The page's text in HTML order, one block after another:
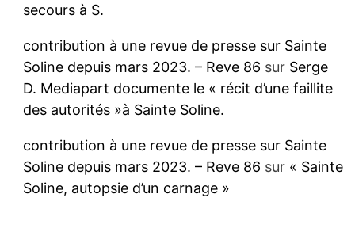
secours à S.
contribution à une revue de presse sur Sainte
Soline depuis mars 2023. – Reve 86 sur Serge
D. Mediapart documente le « récit d’une faillite
des autorités »à Sainte Soline.
contribution à une revue de presse sur Sainte
Soline depuis mars 2023. – Reve 86 sur « Sainte
Soline, autopsie d’un carnage »